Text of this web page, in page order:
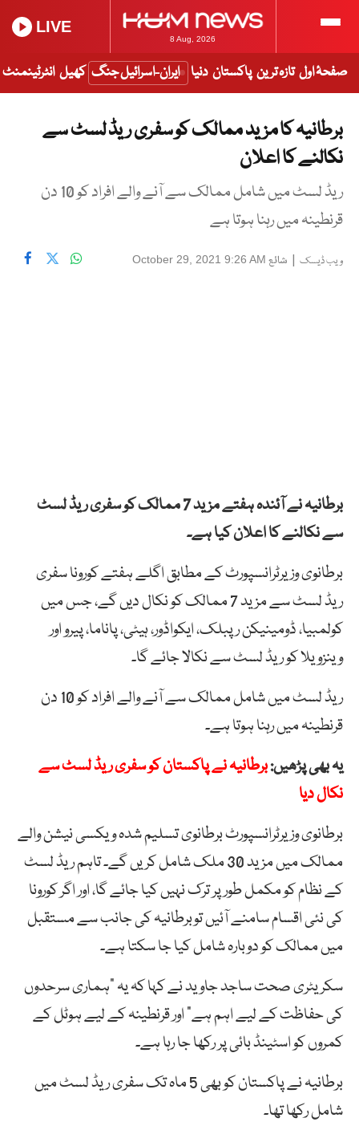
8 Aug, 2026
LIVE
صفحۂ اول تازہ ترین پاکستان دنیا ایران-اسرائیل جنگ کھیل انٹرٹینمنٹ
برطانیہ کا مزید ممالک کو سفری ریڈ لسٹ سے
نکالنے کا اعلان
ریڈ لسٹ میں شامل ممالک سے آنے والے افراد کو 10 دن
قرنطینہ میں رہنا ہوتا ہے
ویب ڈیسک | شائع October 29, 2021 9:26 AM
برطانیہ نے آئندہ ہفتے مزید 7 ممالک کو سفری ریڈ لسٹ
سے نکالنے کا اعلان کیا ہے۔
برطانوی وزیرٹرانسپورٹ کے مطابق اگلے ہفتے کورونا سفری
ریڈ لسٹ سے مزید 7 ممالک کو نکال دیں گے، جس میں
کولمبیا، ڈومینیکن رپبلک، ایکواڈور، ہیٹی، پاناما، پیرو اور
وینزویلا کو ریڈ لسٹ سے نکالا جائے گا۔
ریڈ لسٹ میں شامل ممالک سے آنے والے افراد کو 10 دن
قرنطینہ میں رہنا ہوتا ہے۔
یہ بھی پڑھیں:برطانیہ نے پاکستان کو سفری ریڈ لسٹ سے
نکال دیا
برطانوی وزیرٹرانسپورٹ برطانوی تسلیم شدہ ویکسی نیشن والے
ممالک میں مزید 30 ملک شامل کریں گے۔ تاہم ریڈ لسٹ
کے نظام کو مکمل طور پر ترک نہیں کیا جائے گا، اور اگر کورونا
کی نئی اقسام سامنے آئیں توبرطانیہ کی جانب سے مستقبل
میں ممالک کو دوبارہ شامل کیا جا سکتا ہے۔
سکریٹری صحت ساجد جاوید نے کہا کہ یہ “ہماری سرحدوں
کی حفاظت کے لیے اہم ہے” اور قرنطینہ کے لیے ہوٹل کے
کمروں کو اسٹینڈ بائی پر رکھا جا رہا ہے۔
برطانیہ نے پاکستان کو بھی 5 ماہ تک سفری ریڈ لسٹ میں
شامل رکھا تھا۔